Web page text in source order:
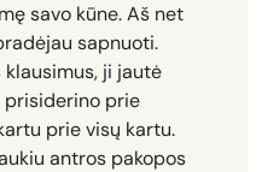
savo kūne. Aš net
sapnuoti.
ji jautė
prisiderino prie
prie visų kartu.
antros pakopos